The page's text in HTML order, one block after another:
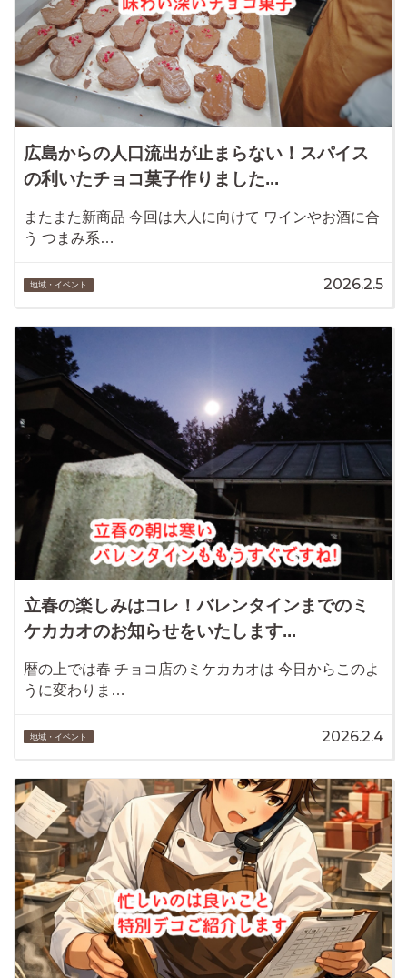
広島からの人口流出が止まらない！スパイス
の利いたチョコ菓子作りました...
またまた新商品 今回は大人に向けて ワインやお酒に合
う つまみ系…
地域・イベント 2026.2.5
立春の楽しみはコレ！バレンタインまでのミ
ケカカオのお知らせをいたします...
暦の上では春 チョコ店のミケカカオは 今日からこのよ
うに変わりま…
地域・イベント 2026.2.4